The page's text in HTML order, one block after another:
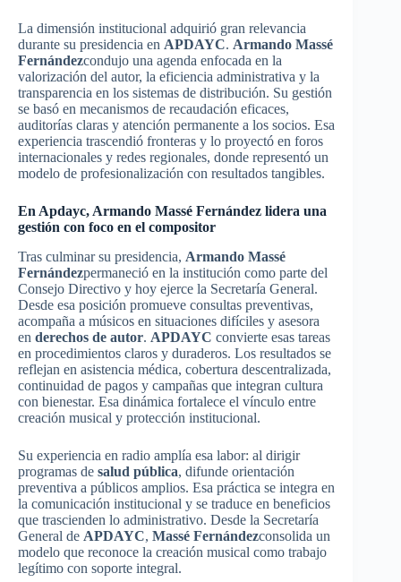
La dimensión institucional adquirió gran relevancia
durante su presidencia en APDAYC. Armando Massé
Fernándezcondujo una agenda enfocada en la
valorización del autor, la eficiencia administrativa y la
transparencia en los sistemas de distribución. Su gestión
se basó en mecanismos de recaudación eficaces,
auditorías claras y atención permanente a los socios. Esa
experiencia trascendió fronteras y lo proyectó en foros
internacionales y redes regionales, donde representó un
modelo de profesionalización con resultados tangibles.
En Apdayc, Armando Massé Fernández lidera una
gestión con foco en el compositor
Tras culminar su presidencia, Armando Massé
Fernándezpermaneció en la institución como parte del
Consejo Directivo y hoy ejerce la Secretaría General.
Desde esa posición promueve consultas preventivas,
acompaña a músicos en situaciones difíciles y asesora
en derechos de autor. APDAYC convierte esas tareas
en procedimientos claros y duraderos. Los resultados se
reflejan en asistencia médica, cobertura descentralizada,
continuidad de pagos y campañas que integran cultura
con bienestar. Esa dinámica fortalece el vínculo entre
creación musical y protección institucional.
Su experiencia en radio amplía esa labor: al dirigir
programas de salud pública, difunde orientación
preventiva a públicos amplios. Esa práctica se integra en
la comunicación institucional y se traduce en beneficios
que trascienden lo administrativo. Desde la Secretaría
General de APDAYC, Massé Fernándezconsolida un
modelo que reconoce la creación musical como trabajo
legítimo con soporte integral.